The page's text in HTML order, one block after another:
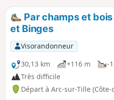
Par champs et
et Binges
Visorandonneur
30,13 km
+116 m -
Très difficile
Départ à Arc-sur-Tille (Côte-